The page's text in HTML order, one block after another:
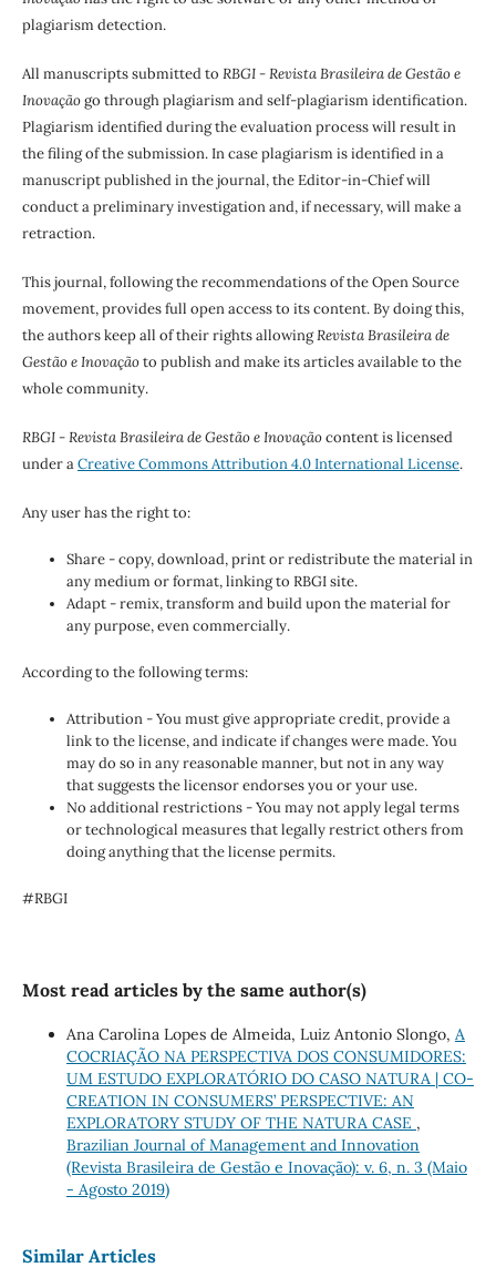
plagiarism detection.
All manuscripts submitted to RBGI - Revista Brasileira de Gestão e
Inovaçãogo through plagiarism and self-plagiarism identification.
Plagiarism identified during the evaluation process will result in
the filing of the submission. In case plagiarism is identified in a
manuscript published in the journal, the Editor-in-Chief will
conduct a preliminary investigation and, if necessary, will make a
retraction.
This journal, following the recommendations of the Open Source
movement, provides full open access to its content. By doing this,
the authors keep all of their rights allowingRevista Brasileira de
Gestão e Inovaçãoto publish and make its articles available to the
whole community.
RBGI - Revista Brasileira de Gestão e Inovaçãocontent is licensed
under aCreative Commons Attribution 4.0 International License.
Any user has the right to:
Share - copy, download, print or redistribute the material in
any medium or format, linking to RBGI site.
Adapt - remix, transform and build upon the material for
any purpose, even commercially.
According to the following terms:
Attribution - You must give appropriate credit, provide a
link to the license, and indicate if changes were made. You
may do so in any reasonable manner, but not in any way
that suggests the licensor endorses you or your use.
No additional restrictions - You may not apply legal terms
or technological measures that legally restrict others from
doing anything that the license permits.
#RBGI
Most read articles by the same author(s)
Ana Carolina Lopes de Almeida, Luiz Antonio Slongo, A
COCRIAÇÃO NA PERSPECTIVA DOS CONSUMIDORES:
UM ESTUDO EXPLORATÓRIO DO CASO NATURA | CO-
CREATION IN CONSUMERS’ PERSPECTIVE: AN
EXPLORATORY STUDY OF THE NATURA CASE ,
Brazilian Journal of Management and Innovation
(Revista Brasileira de Gestão e Inovação): v. 6, n. 3 (Maio
- Agosto 2019)
Similar Articles